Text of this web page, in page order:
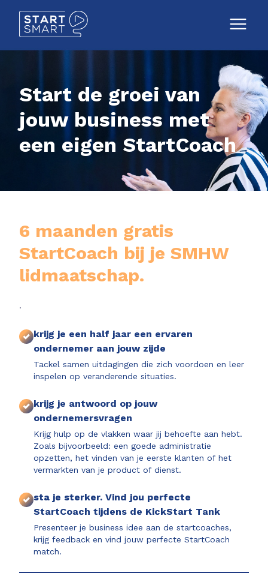
Start de groei van
jouw business met
een eigen StartCoach
6 maanden gratis
StartCoach bij je SMHW
lidmaatschap.
.
krijg je een half jaar een ervaren
ondernemer aan jouw zijde
Tackel samen uitdagingen die zich voordoen en leer
inspelen op veranderende situaties.
krijg je antwoord op jouw
ondernemersvragen
Krijg hulp op de vlakken waar jij behoefte aan hebt.
Zoals bijvoorbeeld: een goede administratie
opzetten, het vinden van je eerste klanten of het
vermarkten van je product of dienst.
sta je sterker. Vind jou perfecte
StartCoach tijdens de KickStart Tank
Presenteer je business idee aan de startcoaches,
krijg feedback en vind jouw perfecte StartCoach
match.